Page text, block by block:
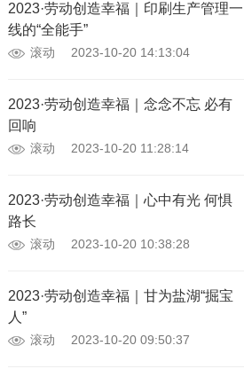
2023·劳动创造幸福｜印刷生产管理一
线的“全能手”
滚动 2023-10-20 14:13:04
2023·劳动创造幸福｜念念不忘 必有
回响
滚动 2023-10-20 11:28:14
2023·劳动创造幸福｜心中有光 何惧
路长
滚动 2023-10-20 10:38:28
2023·劳动创造幸福｜甘为盐湖“掘宝
人”
滚动 2023-10-20 09:50:37